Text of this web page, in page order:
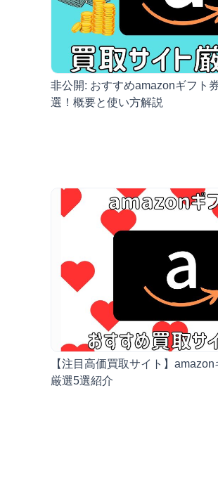
非公開: おすすめamazonギフト
選！概要と使い方解説
【注目高価買取サイト】
厳選5選紹介